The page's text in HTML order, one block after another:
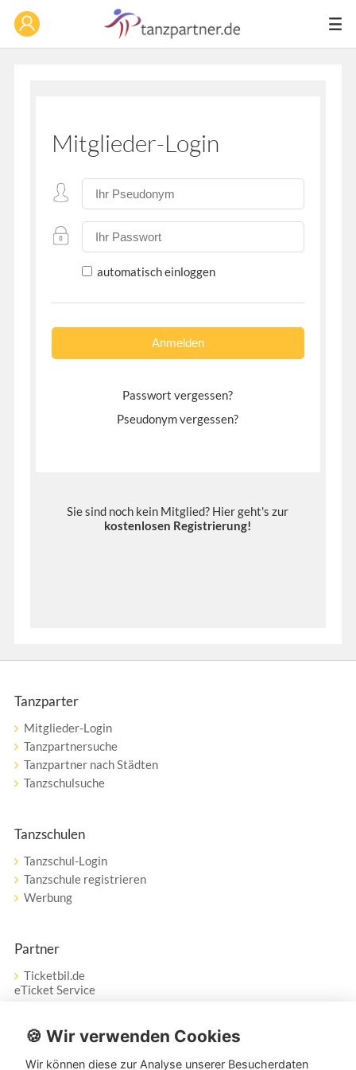
Mitglieder-Login
automatisch einloggen
Passwort vergessen?
Pseudonym vergessen?
Sie sind noch kein Mitglied? Hier geht's zur
kostenlosen Registrierung!
Tanzparter
Mitglieder-Login
Tanzpartnersuche
Tanzpartner nach Städten
Tanzschulsuche
Tanzschulen
Tanzschul-Login
Tanzschule registrieren
Werbung
Partner
Ticketbil.de
eTicket Service
Vertrag widerrufen
🍪 Wir verwenden Cookies
Wir können diese zur Analyse unserer Besucherdaten